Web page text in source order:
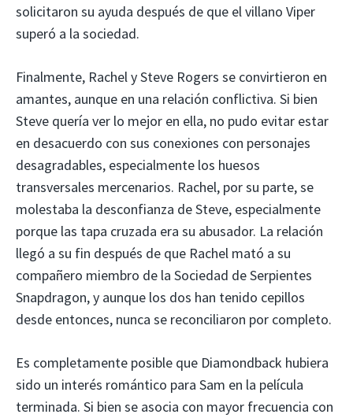
solicitaron su ayuda después de que el villano Viper
superó a la sociedad.
Finalmente, Rachel y Steve Rogers se convirtieron en
amantes, aunque en una relación conflictiva. Si bien
Steve quería ver lo mejor en ella, no pudo evitar estar
en desacuerdo con sus conexiones con personajes
desagradables, especialmente los huesos
transversales mercenarios. Rachel, por su parte, se
molestaba la desconfianza de Steve, especialmente
porque las tapa cruzada era su abusador. La relación
llegó a su fin después de que Rachel mató a su
compañero miembro de la Sociedad de Serpientes
Snapdragon, y aunque los dos han tenido cepillos
desde entonces, nunca se reconciliaron por completo.
Es completamente posible que Diamondback hubiera
sido un interés romántico para Sam en la película
terminada. Si bien se asocia con mayor frecuencia con